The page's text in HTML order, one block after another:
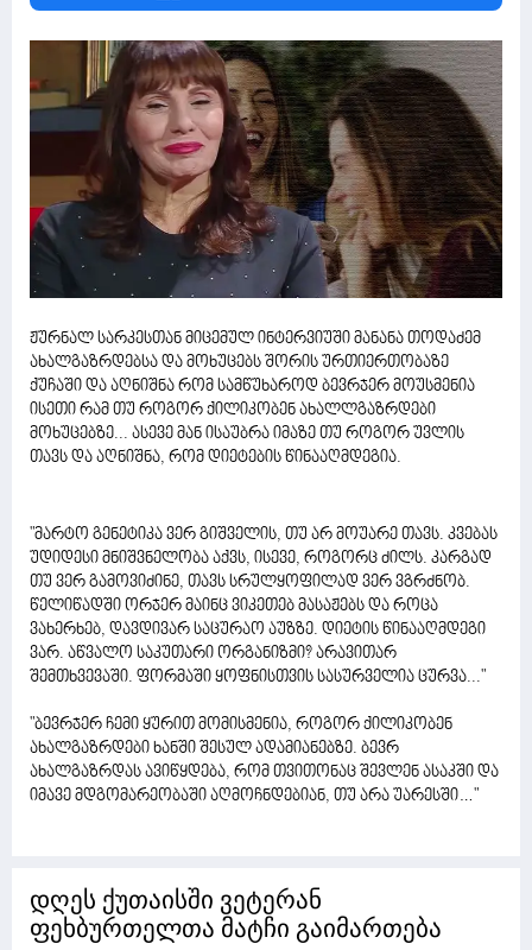
ჟურნალ სარკესთან მიცემულ ინტერვიუში მანანა თოდაძემ
ახალგაზრდებსა და მოხუცებს შორის ურთიერთობაზე
ქუჩაში და აღნიშნა რომ სამწუხაროდ ბევრჯერ მოუსმენია
ისეთი რამ თუ როგორ ქილიკობენ ახალლგაზრდები
მოხუცებზე... ასევე მან ისაუბრა იმაზე თუ როგორ უვლის
თავს და აღნიშნა, რომ დიეტების წინააღმდეგია.
"მარტო გენეტიკა ვერ გიშველის, თუ არ მოუარე თავს. კვებას
უდიდესი მნიშვნელობა აქვს, ისევე, როგორც ძილს. კარგად
თუ ვერ გამოვიძინე, თავს სრულყოფილად ვერ ვგრძნობ.
წელიწადში ორჯერ მაინც ვიკეთებ მასაჟებს და როცა
ვახერხებ, დავდივარ საცურაო აუზზე. დიეტის წინააღმდეგი
ვარ. აწვალო საკუთარი ორგანიზმი? არავითარ
შემთხვევაში. ფორმაში ყოფნისთვის სასურველია ცურვა..."
"ბევრჯერ ჩემი ყურით მომისმენია, როგორ ქილიკობენ
ახალგაზრდები ხანში შესულ ადამიანებზე. ბევრ
ახალგაზრდას ავიწყდება, რომ თვითონაც შევლენ ასაკში და
იმავე მდგომარეობაში აღმოჩნდებიან, თუ არა უარესში…"
დღეს ქუთაისში ვეტერან
ფეხბურთელთა მატჩი გაიმართება